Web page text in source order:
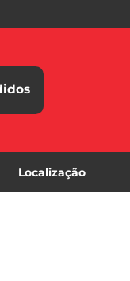
Localização